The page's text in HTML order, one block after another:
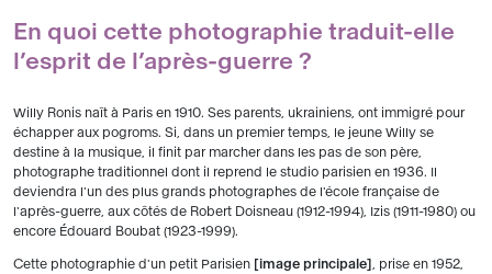
En quoi cette photographie traduit-elle
l’esprit de l’après-guerre ?
Willy Ronis naît à Paris en 1910. Ses parents, ukrainiens, ont immigré pour
échapper aux pogroms. Si, dans un premier temps, le jeune Willy se
destine à la musique, il finit par marcher dans les pas de son père,
photographe traditionnel dont il reprend le studio parisien en 1936. Il
deviendra l'un des plus grands photographes de l'école française de
l'après-guerre, aux côtés de Robert Doisneau (1912-1994), Izis (1911-1980) ou
encore Édouard Boubat (1923-1999).
Cette photographie d'un petit Parisien image principale
, prise en 1952,